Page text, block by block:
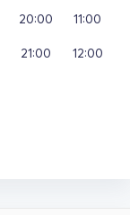
20:00
21:00
11:00
12:00